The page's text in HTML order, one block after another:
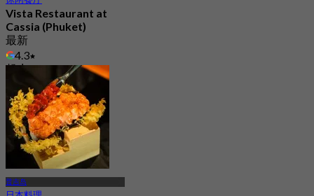
Vista Restaurant at
Cassia (Phuket)
最新
4.3
起฿ 399
普吉岛